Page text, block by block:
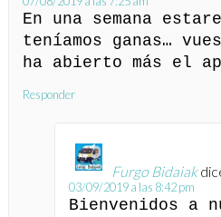
En una semana
teníamos ganas…
ha abierto más el
Responder
Furgo Bidaiak
03/09/2019 a las 8:42 pm
Bienvenidos a